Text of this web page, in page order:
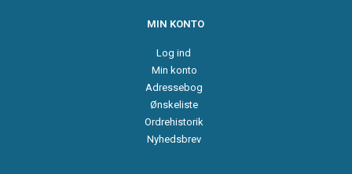
MIN KONTO
Log ind
Min konto
Adressebog
Ønskeliste
Ordrehistorik
Nyhedsbrev